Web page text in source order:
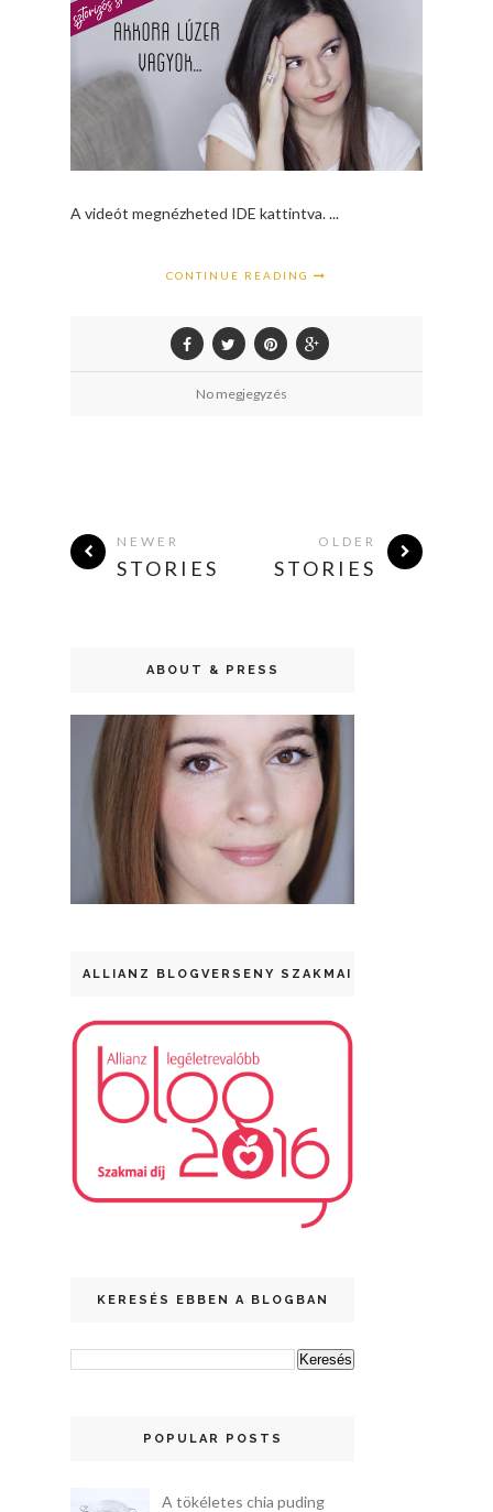
A videót megnézheted IDE kattintva. ...
CONTINUE READING
No megjegyzés
NEWER
STORIES
OLDER
STORIES
ABOUT & PRESS
ALLIANZ BLOGVERSENY SZAKMAI DÍJ
KERESÉS EBBEN A BLOGBAN
POPULAR POSTS
A tökéletes chia puding